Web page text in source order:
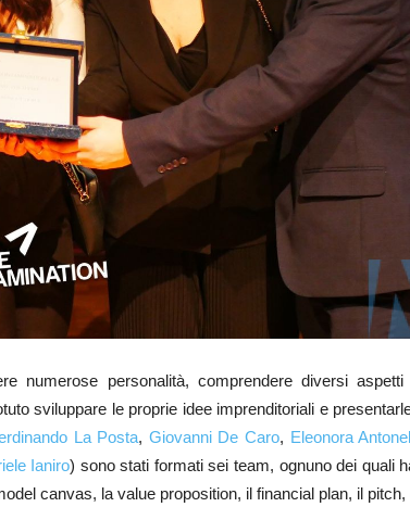
numerose personalità, comprendere diversi
sviluppare le proprie idee imprenditoriali e
La Posta, Giovanni De Caro, Eleonora
Ianiro) sono stati formati sei team, ognuno dei quali
canvas, la value proposition, il financial plan, il